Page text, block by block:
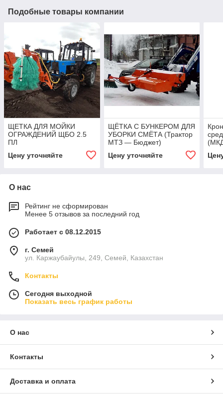
Подобные товары компании
ЩЕТКА ДЛЯ МОЙКИ
ОГРАЖДЕНИЙ ЩБО 2.5
ПЛ
Цену уточняйте
ЩЁТКА С БУНКЕРОМ ДЛЯ
УБОРКИ СМЁТА (Трактор
МТЗ — Бюджет)
Цену уточняйте
О нас
Рейтинг не сформирован
Менее 5 отзывов за последний год
Работает с 08.12.2015
г. Семей
ул. Каржаубайулы, 249, Семей, Казахстан
Контакты
Сегодня выходной
Показать весь график работы
О нас
Контакты
Доставка и оплата